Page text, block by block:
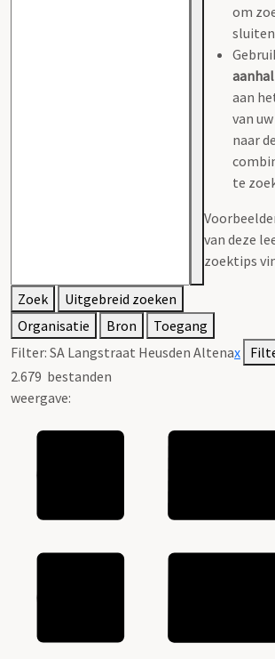
om
aan
van
naar
te
van deze
zoektips
Zoek
Uitgebreid zoeken
Organisatie
Bron
Toegang
Filter: SA Langstraat Heusden Altenax
2.679 bestanden
weergave: